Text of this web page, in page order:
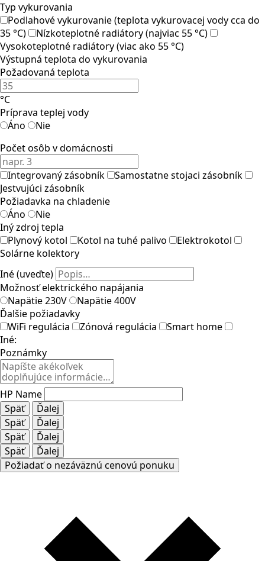
Typ vykurovania
Podlahové vykurovanie (teplota vykurovacej vody cca do
35 °C)
Nízkoteplotné radiátory (najviac 55 °C)
Vysokoteplotné radiátory (viac ako 55 °C)
Výstupná teplota do vykurovania
Požadovaná teplota
°C
Príprava teplej vody
Áno
Nie
Počet osôb v domácnosti
Integrovaný zásobník
Samostatne stojaci zásobník
Jestvujúci zásobník
Požiadavka na chladenie
Áno
Nie
Iný zdroj tepla
Plynový kotol
Kotol na tuhé palivo
Elektrokotol
Solárne kolektory
Iné (uveďte)
Možnosť elektrického napájania
Napätie 230V
Napätie 400V
Ďalšie požiadavky
WiFi regulácia
Zónová regulácia
Smart home
Iné:
Poznámky
HP Name
Späť
Ďalej
Späť
Ďalej
Späť
Ďalej
Späť
Ďalej
Požiadať o nezáväznú cenovú ponuku